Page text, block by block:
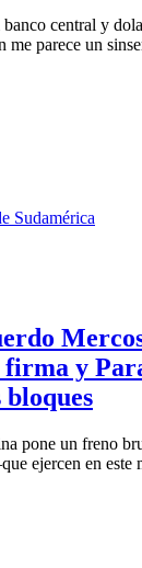
central y
me parece un
y
pone un freno
ejercen en este